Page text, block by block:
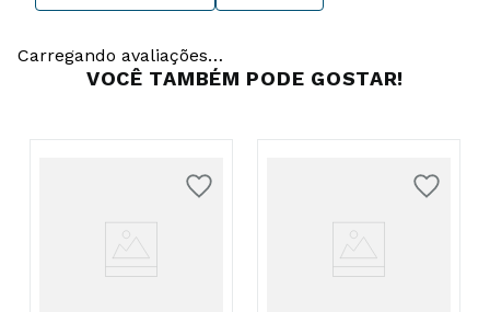
Carregando avaliações…
VOCÊ TAMBÉM PODE GOSTAR!